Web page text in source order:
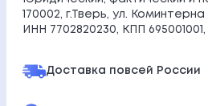
170002, г.Тверь, ул. Коминтерна
ИНН 7702820230, КПП 695001001,
Доставка повсей России